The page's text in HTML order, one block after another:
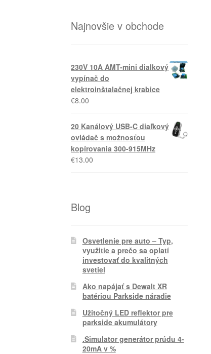
Najnovšie v obchode
230V 10A AMT-mini dialkový
vypínač do
elektroinštalačnej krabice
€8.00
20 Kanálový USB-C diaľkový
ovládač s možnosťou
kopírovania 300-915MHz
€13.00
Blog
Osvetlenie pre auto – Typ,
využitie a prečo sa oplatí
investovať do kvalitných
svetiel
Ako napájať s Dewalt XR
batériou Parkside náradie
Užitočný LED reflektor pre
parkside akumulátory
.Simulator generátor prúdu 4-
20mA v %